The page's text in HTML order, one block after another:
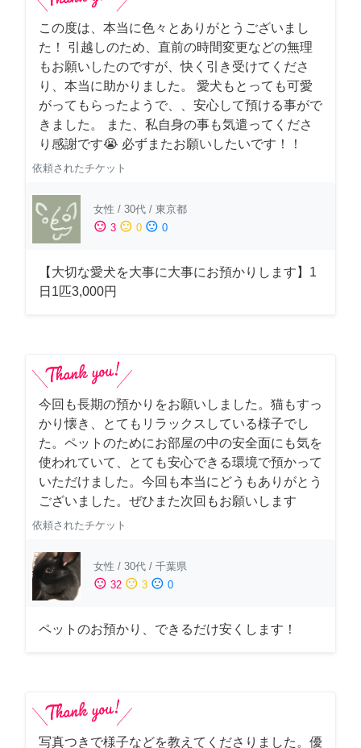
この度は、本当に色々とありがとうございまし
た！ 引越しのため、直前の時間変更などの無理
もお願いしたのですが、快く引き受けてくださ
り、本当に助かりました。 愛犬もとっても可愛
がってもらったようで、、安心して預ける事がで
きました。 また、私自身の事も気遣ってくださ
り感謝です😭 必ずまたお願いしたいです！！
依頼されたチケット
女性 / 30代 / 東京都
sentiment_satisfied 3 sentiment_neutral 0 sentiment_dissatisfied 0
【大切な愛犬を大事に大事にお預かりします】1
日1匹3,000円
今回も長期の預かりをお願いしました。猫もすっ
かり懐き、とてもリラックスしている様子でし
た。ペットのためにお部屋の中の安全面にも気を
使われていて、とても安心できる環境で預かって
いただけました。今回も本当にどうもありがとう
ございました。ぜひまた次回もお願いします
依頼されたチケット
女性 / 30代 / 千葉県
sentiment_satisfied 32 sentiment_neutral 3 sentiment_dissatisfied 0
ペットのお預かり、できるだけ安くします！
写真つきで様子などを教えてくださりました。優